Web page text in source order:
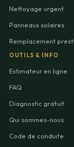
Nettoyage urgent
Panneaux solaires
Remplacement
OUTILS & INFO
Estimateur en ligne
FAQ
Diagnostic gratuit
Qui sommes-nous
Code de conduite